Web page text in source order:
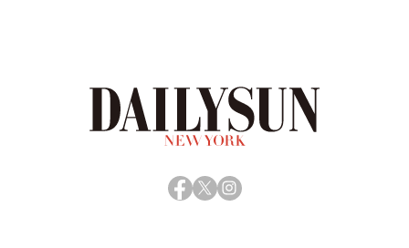
Facebook
X Instagram